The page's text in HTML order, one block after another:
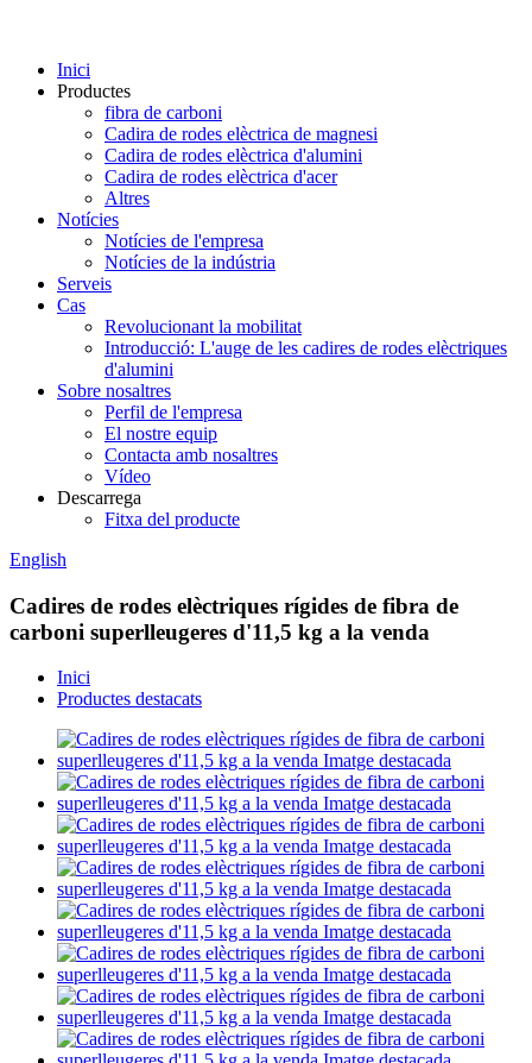
Inici
Productes
fibra de carboni
Cadira de rodes elèctrica de magnesi
Cadira de rodes elèctrica d'alumini
Cadira de rodes elèctrica d'acer
Altres
Notícies
Notícies de l'empresa
Notícies de la indústria
Serveis
Cas
Revolucionant la mobilitat
Introducció: L'auge de les cadires de rodes elèctriques
d'alumini
Sobre nosaltres
Perfil de l'empresa
El nostre equip
Contacta amb nosaltres
Vídeo
Descarrega
Fitxa del producte
English
Cadires de rodes elèctriques rígides de fibra de
carboni superlleugeres d'11,5 kg a la venda
Inici
Productes destacats